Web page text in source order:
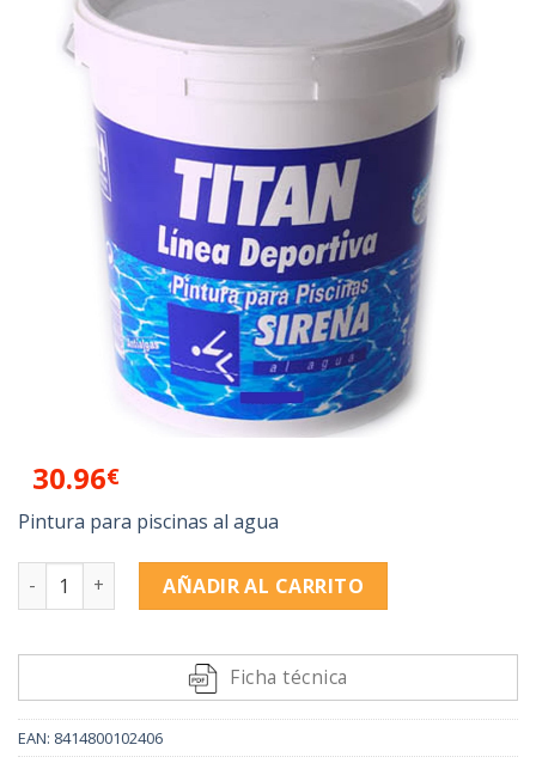
Añadir
30.96€
Pintura para piscinas al agua
SIRENA al agua cantidadAÑADIR AL CARRITO
Ficha técnica
EAN: 8414800102406